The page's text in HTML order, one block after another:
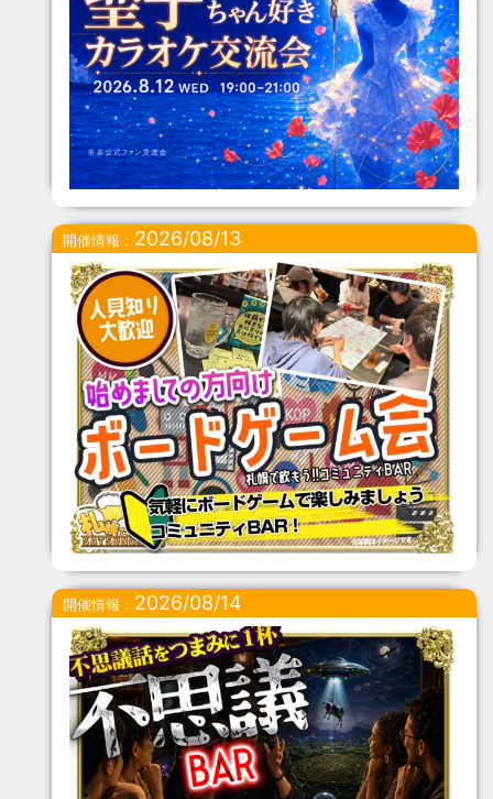
開催情報： 2026/08/13
開催情報： 2026/08/14